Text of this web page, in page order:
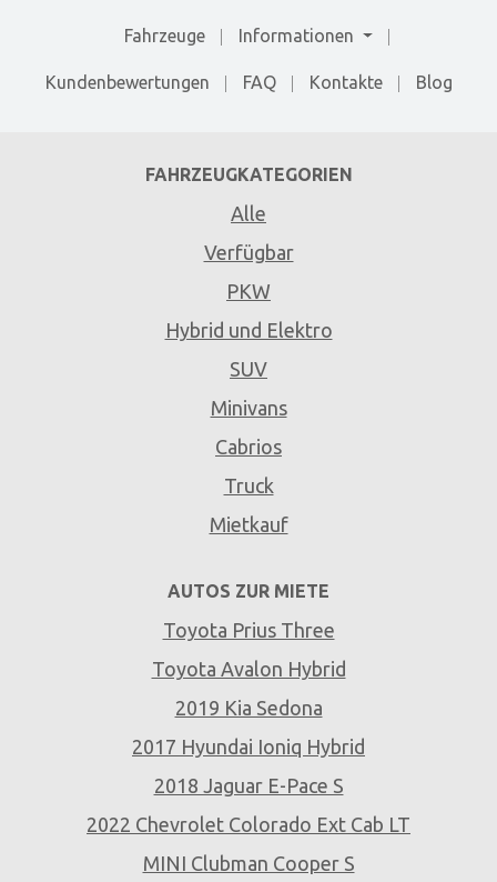
Fahrzeuge Informationen
Kundenbewertungen FAQ Kontakte Blog
FAHRZEUGKATEGORIEN
Alle
Verfügbar
PKW
Hybrid und Elektro
SUV
Minivans
Cabrios
Truck
Mietkauf
AUTOS ZUR MIETE
Toyota Prius Three
Toyota Avalon Hybrid
2019 Kia Sedona
2017 Hyundai Ioniq Hybrid
2018 Jaguar E-Pace S
2022 Chevrolet Colorado Ext Cab LT
MINI Clubman Cooper S